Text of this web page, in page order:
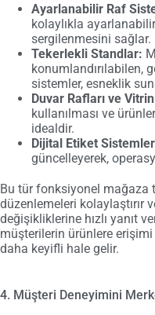
Ayarlanabilir Raf
kolaylıkla
sergilenmesini sağlar.
Tekerlekli Standlar:
konumlandırılabilen,
sistemler, esneklik
Duvar Rafları ve
kullanılması ve
idealdir.
Dijital Etiket
güncelleyerek,
Bu tür fonksiyonel mağaza
düzenlemeleri kolaylaştırır
değişikliklerine hızlı yanıt
müşterilerin ürünlere
daha keyifli hale gelir.
4. Müşteri Deneyimini